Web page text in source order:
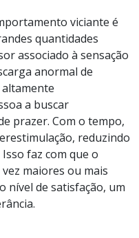
viciante é
quantidades
associado à sensação
anormal de
a buscar
prazer. Com o tempo,
reduzindo
faz com que o
maiores ou mais
nível de satisfação, um